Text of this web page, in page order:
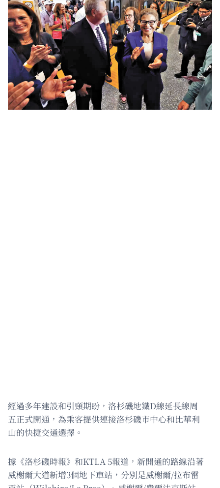
經過多年建設和引頸期盼，洛杉磯地鐵D線延長線周
五正式開通，為乘客提供連接洛杉磯市中心和比華利
山的快捷交通選擇。
據《洛杉磯時報》和KTLA 5報道，新開通的路線沿著
威榭爾大道新增3個地下車站，分別是威榭爾/拉布雷